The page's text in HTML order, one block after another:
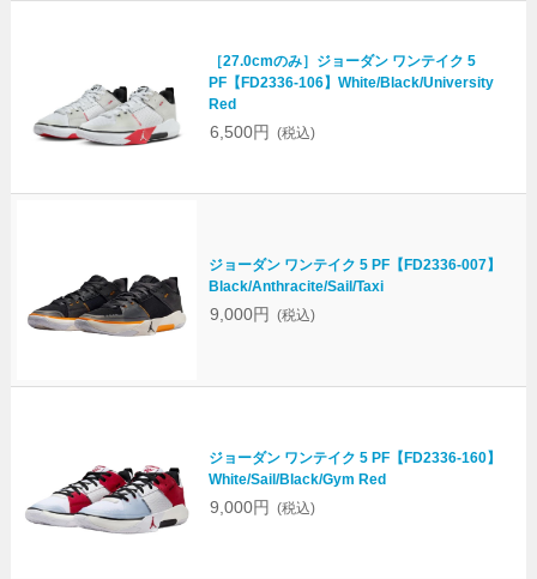
［27.0cmのみ］ジョーダン ワンテイク 5
PF【FD2336-106】White/Black/University
Red
6,500円 (税込)
ジョーダン ワンテイク 5 PF【FD2336-007】
Black/Anthracite/Sail/Taxi
9,000円 (税込)
ジョーダン ワンテイク 5 PF【FD2336-160】
White/Sail/Black/Gym Red
9,000円 (税込)